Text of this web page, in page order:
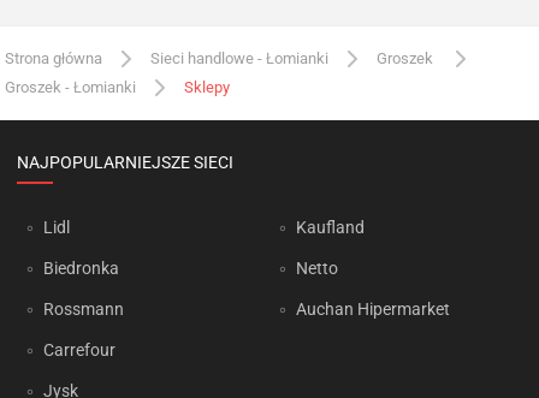
Strona główna Sieci handlowe - Łomianki
Groszek
Groszek - Łomianki
Sklepy
NAJPOPULARNIEJSZE SIECI
Lidl
Biedronka
Rossmann
Carrefour
Jysk
Kaufland
Netto
Auchan Hipermarket